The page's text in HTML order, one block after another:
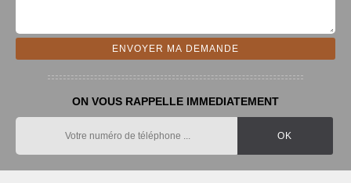
ON VOUS RAPPELLE IMMEDIATEMENT